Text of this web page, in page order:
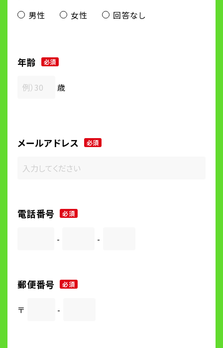
男性 女性 回答なし
年齢 必須
歳
メールアドレス 必須
電話番号 必須
- -
郵便番号 必須
〒 -